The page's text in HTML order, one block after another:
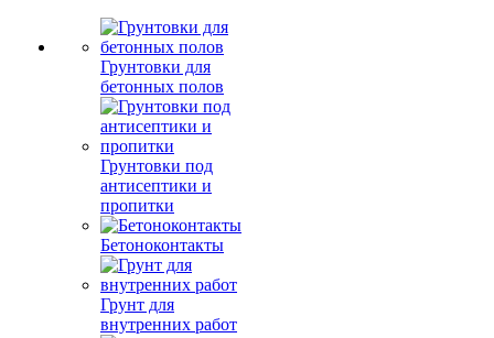
Грунтовки для
бетонных полов
Грунтовки под
антисептики и
пропитки
Бетоноконтакты
Грунт для
внутренних работ